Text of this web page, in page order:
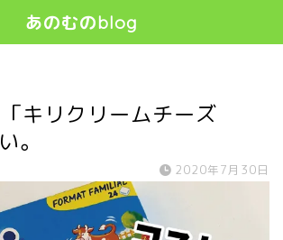
あのむのblog
キリクリームチーズ
。
2020年7月30日